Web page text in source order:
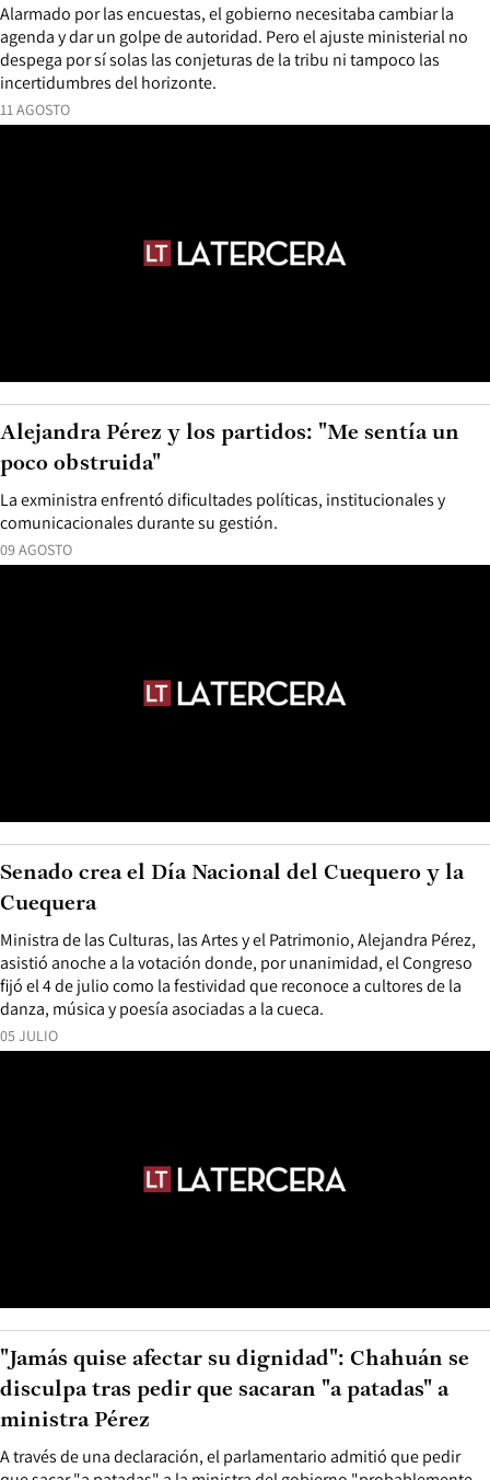
11 AGOSTO
Alarmado por las encuestas, el gobierno necesitaba cambiar la
agenda y dar un golpe de autoridad. Pero el ajuste ministerial no
despega por sí solas las conjeturas de la tribu ni tampoco las
incertidumbres del horizonte.
09 AGOSTO
La exministra enfrentó dificultades políticas, institucionales y
comunicacionales durante su gestión.
Alejandra Pérez y los partidos: "Me sentía un
poco obstruida"
05 JULIO
Ministra de las Culturas, las Artes y el Patrimonio, Alejandra Pérez,
asistió anoche a la votación donde, por unanimidad, el Congreso
fijó el 4 de julio como la festividad que reconoce a cultores de la
danza, música y poesía asociadas a la cueca.
Senado crea el Día Nacional del Cuequero y la
Cuequera
A través de una declaración, el parlamentario admitió que pedir
"Jamás quise afectar su dignidad": Chahuán se
disculpa tras pedir que sacaran "a patadas" a
ministra Pérez